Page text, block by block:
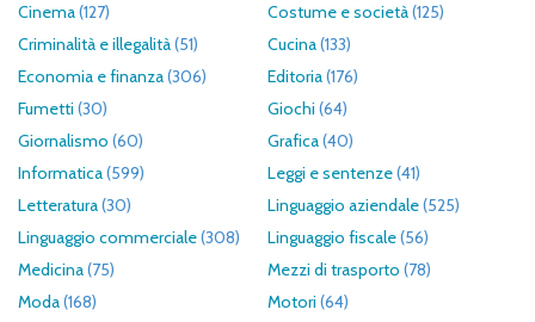
Cinema(127) Costume e società(125)
Criminalità e illegalità(51) Cucina(133)
Economia e finanza(306) Editoria(176)
Fumetti (30) Giochi (64)
Giornalismo (60) Grafica(40)
Informatica(599) Leggi e sentenze(41)
Letteratura(30) Linguaggio aziendale(525)
Linguaggio commerciale(308) Linguaggio fiscale(56)
Medicina(75) Mezzi di trasporto (78)
Moda(168) Motori (64)